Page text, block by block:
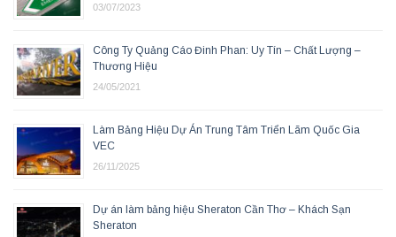
03/07/2023
Công Ty Quảng Cáo Đinh Phan: Uy Tín – Chất Lượng –
Thương Hiệu
24/05/2021
Làm Bảng Hiệu Dự Án Trung Tâm Triển Lãm Quốc Gia
VEC
26/11/2025
Dự án làm bảng hiệu Sheraton Cần Thơ – Khách Sạn
Sheraton